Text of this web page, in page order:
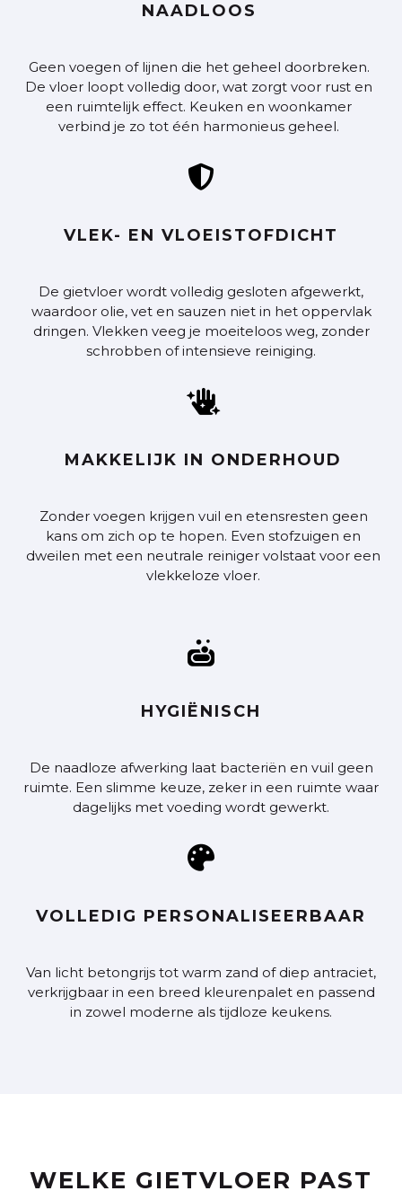
NAADLOOS
Geen voegen of lijnen die het geheel doorbreken.
De vloer loopt volledig door, wat zorgt voor rust en
een ruimtelijk effect. Keuken en woonkamer
verbind je zo tot één harmonieus geheel.

VLEK- EN VLOEISTOFDICHT
De gietvloer wordt volledig gesloten afgewerkt,
waardoor olie, vet en sauzen niet in het oppervlak
dringen. Vlekken veeg je moeiteloos weg, zonder
schrobben of intensieve reiniging.

MAKKELIJK IN ONDERHOUD
Zonder voegen krijgen vuil en etensresten geen
kans om zich op te hopen. Even stofzuigen en
dweilen met een neutrale reiniger volstaat voor een
vlekkeloze vloer.

HYGIËNISCH
De naadloze afwerking laat bacteriën en vuil geen
ruimte. Een slimme keuze, zeker in een ruimte waar
dagelijks met voeding wordt gewerkt.

VOLLEDIG PERSONALISEERBAAR
Van licht betongrijs tot warm zand of diep antraciet,
verkrijgbaar in een breed kleurenpalet en passend
in zowel moderne als tijdloze keukens.
WELKE GIETVLOER PAST